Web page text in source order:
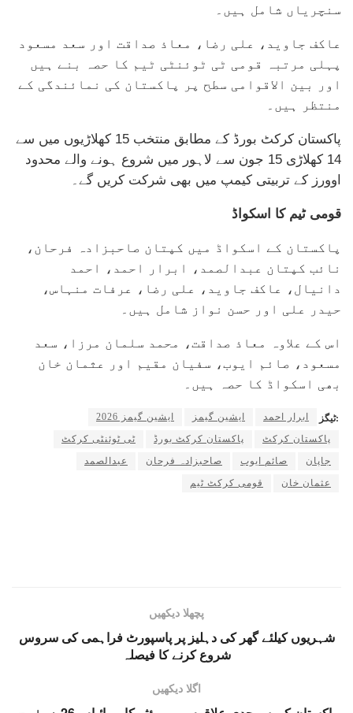
سنچریاں شامل ہیں۔
عاکف جاوید، علی رضا، معاذ صداقت اور سعد مسعود
پہلی مرتبہ قومی ٹی ٹوئنٹی ٹیم کا حصہ بنے ہیں
اور بین الاقوامی سطح پر پاکستان کی نمائندگی کے
منتظر ہیں۔
پاکستان کرکٹ بورڈ کے مطابق منتخب 15 کھلاڑیوں میں سے
14 کھلاڑی 15 جون سے لاہور میں شروع ہونے والے محدود
اوورز کے تربیتی کیمپ میں بھی شرکت کریں گے۔
قومی ٹیم کا اسکواڈ
پاکستان کے اسکواڈ میں کپتان صاحبزادہ فرحان،
نائب کپتان عبدالصمد، ابرار احمد، احمد
دانیال، عاکف جاوید، علی رضا، عرفات منہاس،
حیدر علی اور حسن نواز شامل ہیں۔
اس کے علاوہ معاذ صداقت، محمد سلمان مرزا، سعد
مسعود، صائم ایوب، سفیان مقیم اور عثمان خان
بھی اسکواڈ کا حصہ ہیں۔
ٹیگز: ابرار احمد ایشین گیمز
ایشین گیمز 2026
پاکستان کرکٹ
پاکستان کرکٹ بورڈ
ٹی ٹوئنٹی کرکٹ
جاپان
صائم ایوب صاحبزادہ فرحان
عبدالصمد
عثمان خان
قومی کرکٹ ٹیم
پچھلا دیکھیں
شہریوں کیلئے گھر کی دہلیز پر پاسپورٹ فراہمی کی سروس
شروع کرنے کا فیصلہ
اگلا دیکھیں